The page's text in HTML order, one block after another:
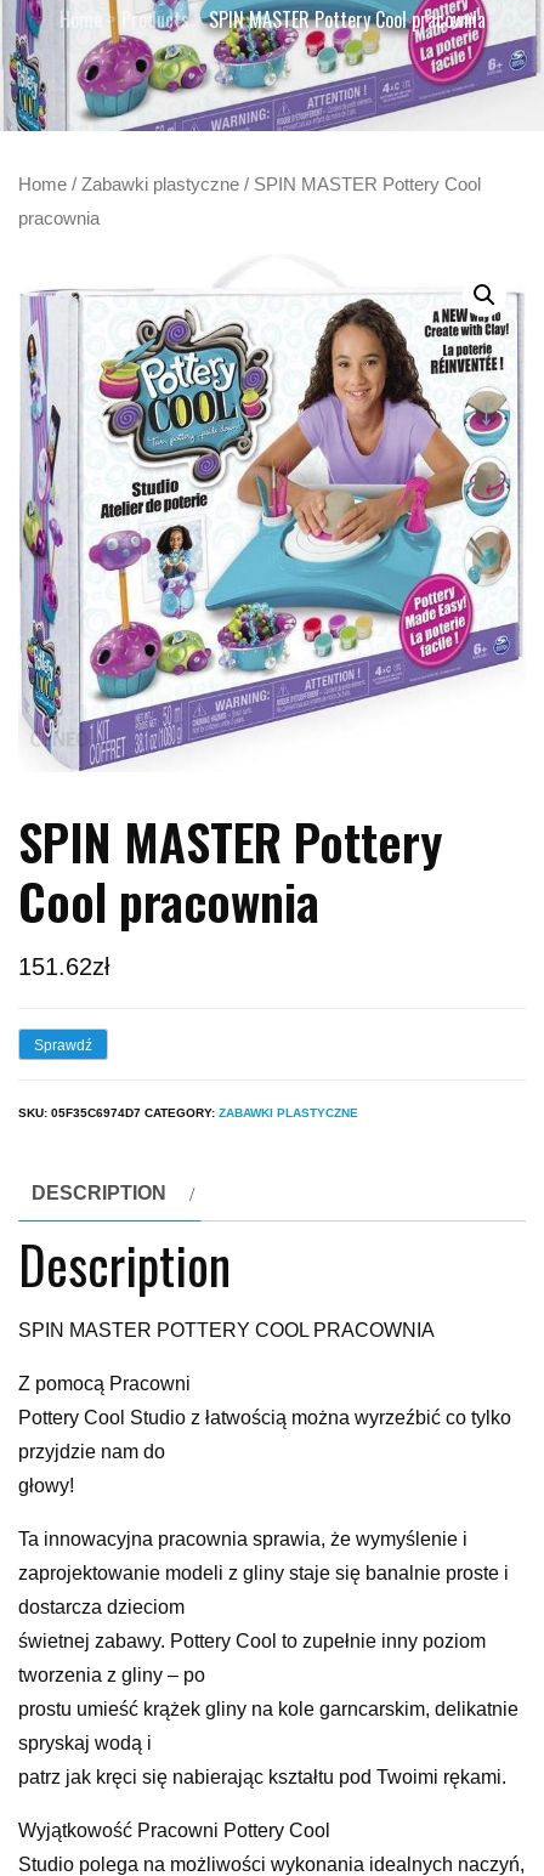
Home Products SPIN MASTER Pottery Cool pracownia
Home / Zabawki plastyczne / SPIN MASTER Pottery Cool
pracownia
SPIN MASTER Pottery
Cool pracownia
151.62zł
Sprawdź
SKU: 05F35C6974D7 CATEGORY: ZABAWKI PLASTYCZNE
DESCRIPTION
Description
SPIN MASTER POTTERY COOL PRACOWNIA
Z pomocą Pracowni
Pottery Cool Studio z łatwością można wyrzeźbić co tylko
przyjdzie nam do
głowy!
Ta innowacyjna pracownia sprawia, że wymyślenie i
zaprojektowanie modeli z gliny staje się banalnie proste i
dostarcza dzieciom
świetnej zabawy. Pottery Cool to zupełnie inny poziom
tworzenia z gliny – po
prostu umieść krążek gliny na kole garncarskim, delikatnie
spryskaj wodą i
patrz jak kręci się nabierając kształtu pod Twoimi rękami.
Wyjątkowość Pracowni Pottery Cool
Studio polega na możliwości wykonania idealnych naczyń,